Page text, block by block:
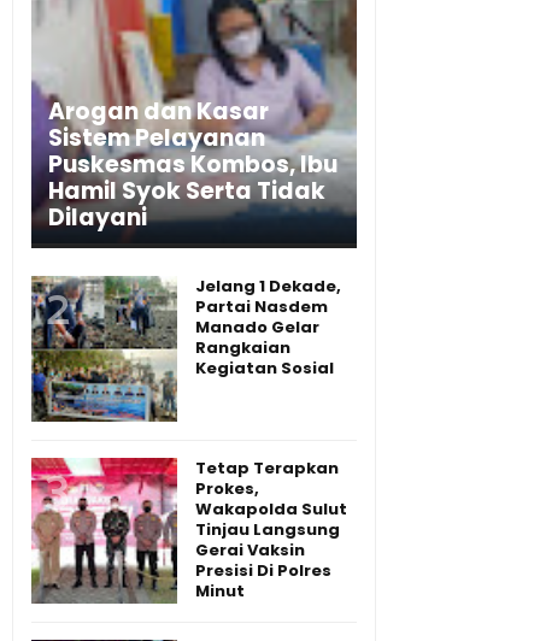
Arogan dan Kasar
Sistem Pelayanan
Puskesmas Kombos, Ibu
Hamil Syok Serta Tidak
Dilayani
Jelang 1 Dekade,
Partai Nasdem
Manado Gelar
Rangkaian
Kegiatan Sosial
Tetap Terapkan
Prokes,
Wakapolda Sulut
Tinjau Langsung
Gerai Vaksin
Presisi Di Polres
Minut